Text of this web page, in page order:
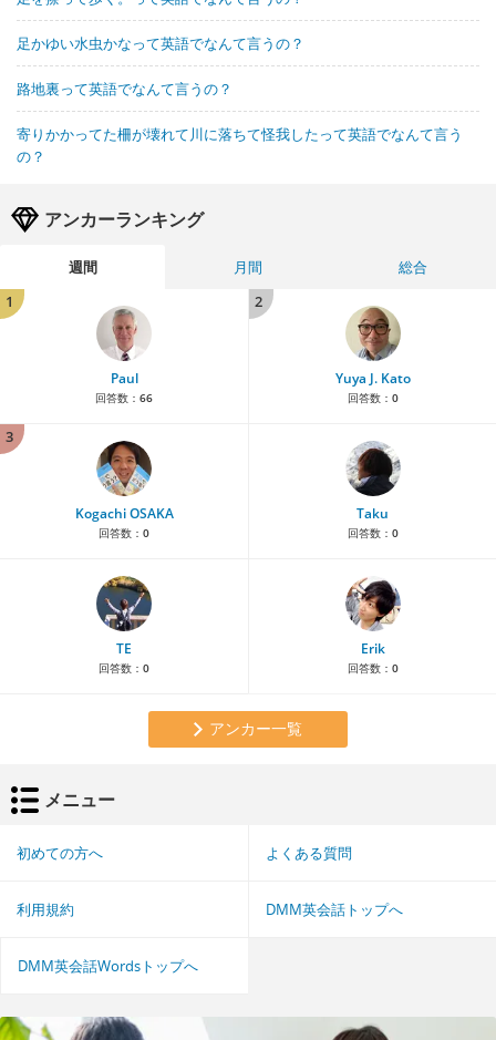
足かゆい水虫かなって英語でなんて言うの？
路地裏って英語でなんて言うの？
寄りかかってた柵が壊れて川に落ちて怪我したって英語でなんて言う
の？
アンカーランキング
週間 月間
総合
1
Paul
回答数： 66
2
Yuya J. Kato
回答数： 0
3
Kogachi OSAKA
回答数： 0
Taku
回答数： 0
TE
回答数： 0
Erik
回答数： 0
アンカー一覧
メニュー
初めての方へ よくある質問
利用規約 DMM英会話トップへ
DMM英会話Wordsトップへ